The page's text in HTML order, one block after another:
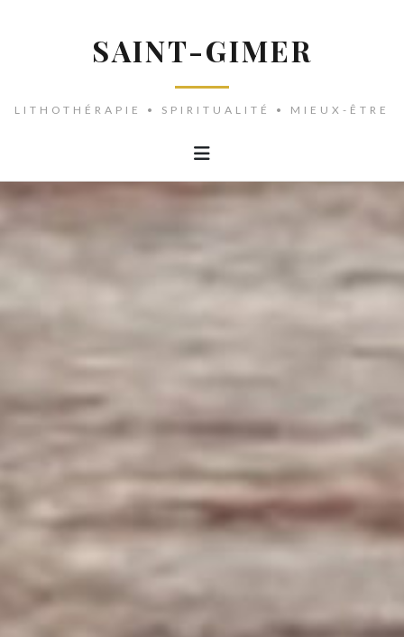
SAINT-GIMER
LITHOTHÉRAPIE • SPIRITUALITÉ • MIEUX-ÊTRE